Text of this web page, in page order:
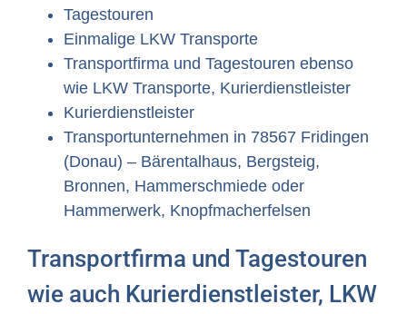
Tagestouren
Einmalige LKW Transporte
Transportfirma und Tagestouren ebenso
wie LKW Transporte, Kurierdienstleister
Kurierdienstleister
Transportunternehmen in 78567 Fridingen
(Donau) – Bärentalhaus, Bergsteig,
Bronnen, Hammerschmiede oder
Hammerwerk, Knopfmacherfelsen
Transportfirma und Tagestouren
wie auch Kurierdienstleister, LKW